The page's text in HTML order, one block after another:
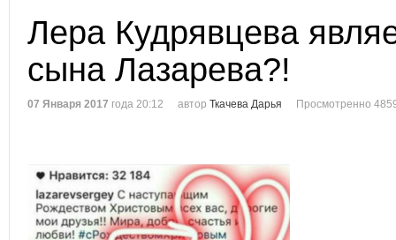
Лера Кудрявцева
сына Лазарева?!
07 Января 2017 года 20:12 автор Ткачева Дарья Просмотренно